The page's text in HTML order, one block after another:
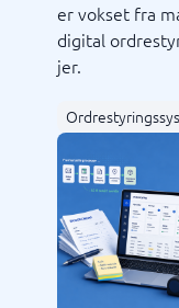
er vokset fra
digital
jer.